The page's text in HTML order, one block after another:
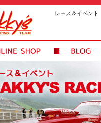
レース＆イベント